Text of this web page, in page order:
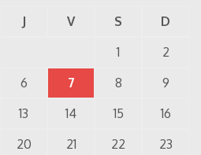
J V S
D
1
2
6 7 8
9
13 14 15
16
20 21 22
23